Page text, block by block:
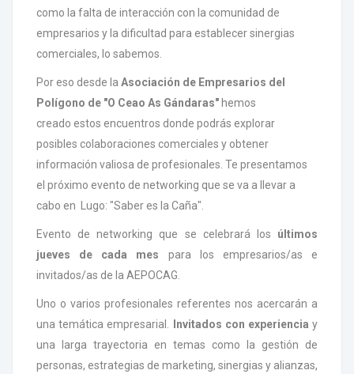
como la falta de interacción con la comunidad de
empresarios y la dificultad para establecer sinergias
comerciales, lo sabemos.
Por eso desde la Asociación de Empresarios del
Polígono de "O Ceao As Gándaras" hemos
creado estos encuentros donde podrás explorar
posibles colaboraciones comerciales y obtener
información valiosa de profesionales. Te presentamos
el próximo evento de networking que se va a llevar a
cabo en Lugo: "Saber es la Caña".
Evento de networking que se celebrará los últimos
jueves de cada mes para los empresarios/as e
invitados/as de la AEPOCAG.
Uno o varios profesionales referentes nos acercarán a
una temática empresarial.
Invitados con experienciay
una larga trayectoria en temas como la gestión de
personas, estrategias de marketing, sinergias y alianzas,